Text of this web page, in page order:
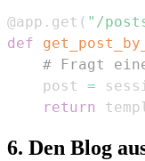
@app . get ( "/
def
# Fragt
    post
=
return
6. Den Blog